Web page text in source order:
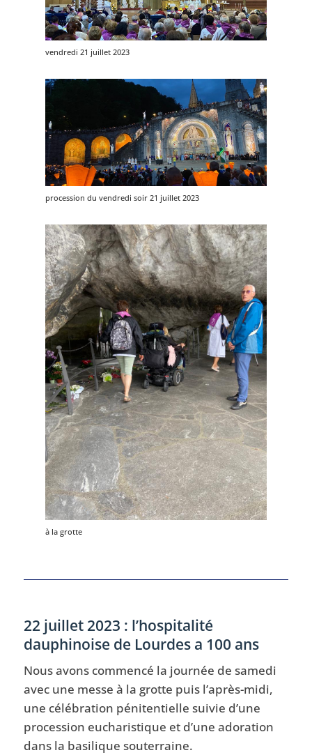
vendredi 21 juillet 2023
procession du vendredi soir 21 juillet 2023
à la grotte
22 juillet 2023 : l’hospitalité
dauphinoise de Lourdes a 100 ans
Nous avons commencé la journée de samedi
avec une messe à la grotte puis l’après-midi,
une célébration pénitentielle suivie d’une
procession eucharistique et d’une adoration
dans la basilique souterraine.